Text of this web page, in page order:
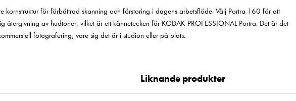
för förbättrad skanning och förstoring i dagens arbetsflöde. Välj Portra 160 för att
återgivning av hudtoner, vilket är ett kännetecken för KODAK PROFESSIONAL Portra. Det är det
fotografering, vare sig det är i studion eller på plats.
Liknande produkter